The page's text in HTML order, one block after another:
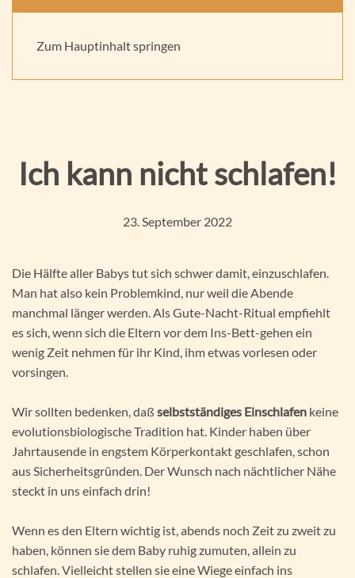
Zum Hauptinhalt springen
Praxis für Kinder und Jugendpsychotherapie -
Aktuelles
Ich kann nicht schlafen!
23. September 2022
Die Hälfte aller Babys tut sich schwer damit, einzuschlafen.
Man hat also kein Problemkind, nur weil die Abende
manchmal länger werden. Als Gute-Nacht-Ritual empfiehlt
es sich, wenn sich die Eltern vor dem Ins-Bett-gehen ein
wenig Zeit nehmen für ihr Kind, ihm etwas vorlesen oder
vorsingen.
Wir sollten bedenken, daß selbstständiges Einschlafen keine
evolutionsbiologische Tradition hat. Kinder haben über
Jahrtausende in engstem Körperkontakt geschlafen, schon
aus Sicherheitsgründen. Der Wunsch nach nächtlicher Nähe
steckt in uns einfach drin!
Wenn es den Eltern wichtig ist, abends noch Zeit zu zweit zu
haben, können sie dem Baby ruhig zumuten, allein zu
schlafen. Vielleicht stellen sie eine Wiege einfach ins